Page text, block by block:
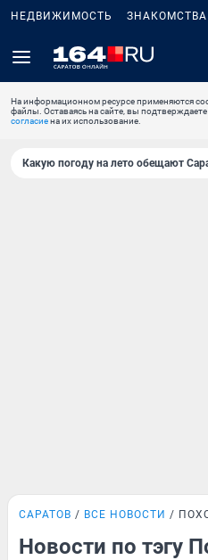
НЕДВИЖИМОСТЬ ЗНАКОМСТВА
На информационном ресурсе применяются
файлы. Оставаясь на сайте, вы подтверждаете
согласиена их использование.
Какую погоду на лето обещают
САРАТОВ ВСЕ НОВОСТИ
Новости по тэгу